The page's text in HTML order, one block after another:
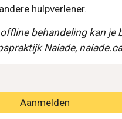
hulpverlener.
behandeling kan je
Naiade,
Aanmelden